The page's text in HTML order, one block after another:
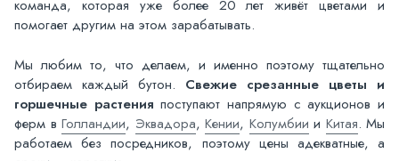
команда, которая уже более 20 лет живёт цветами и
помогает другим на этом зарабатывать.
Мы любим то, что делаем, и именно поэтому тщательно
отбираем каждый бутон. Свежие срезанные цветы и
горшечные растения поступают напрямую с аукционов и
ферм в Голландии, Эквадора, Кении, Колумбии и Китая. Мы
работаем без посредников, поэтому цены адекватные, а